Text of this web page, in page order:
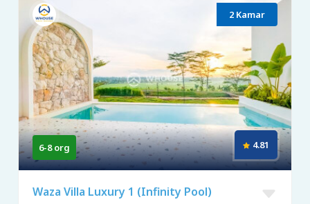
2 Kamar
6-8 org 4.81
Waza Villa Luxury 1 (Infinity Pool)